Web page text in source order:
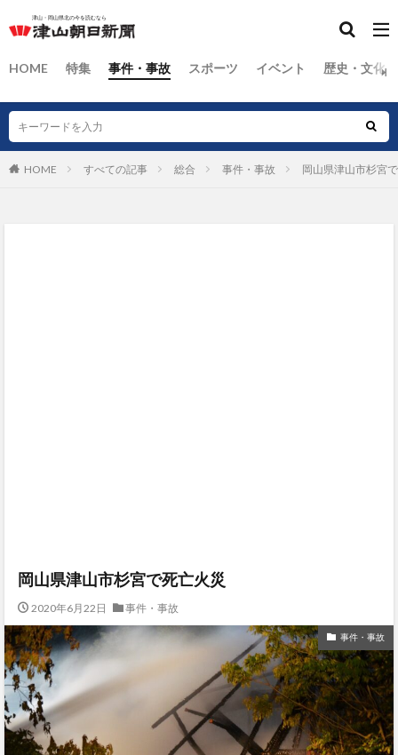
HOME 特集 事件・事故 スポーツ イベント 歴史・文化
HOME すべての記事 総合 事件・事故 岡山県津山市杉宮
岡山県津山市杉宮で死亡火災
2020年6月22日 事件・事故
事件・事故